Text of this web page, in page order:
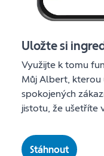
Uložte si
Využijte k tomu
Můj Albert, kterou
spokojených
jistotu, že ušetříte
Stáhnout